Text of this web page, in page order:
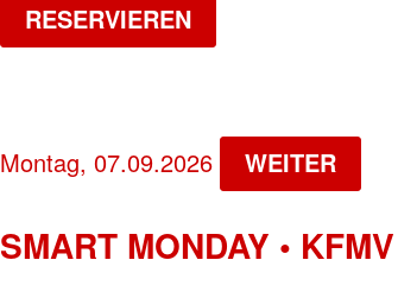
RESERVIEREN
Montag, 07.09.2026 WEITER
SMART MONDAY •